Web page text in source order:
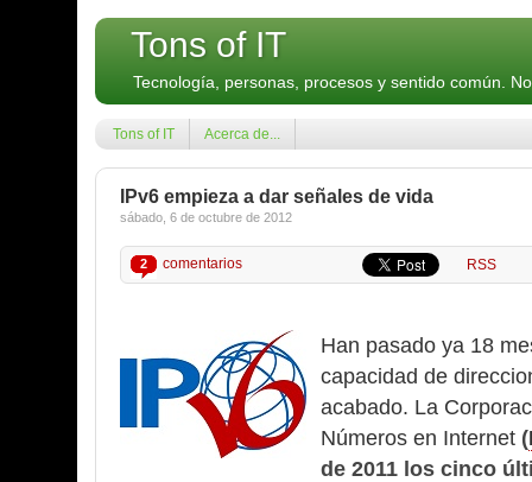
Tons of IT
Tecnología, personas, procesos y sentido común.
Tons of IT Acerca de...
IPv6 empieza a dar señales de vida
sábado, 6 de octubre de 2012
2 comentarios RSS
Han pasado ya 18
capacidad de
acabado. La
Números en Internet (
de 2011 los cinco